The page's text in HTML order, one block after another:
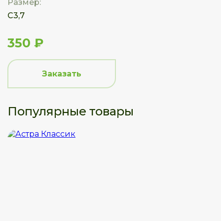
Размер:
С3,7
350 ₽
Заказать
Популярные товары